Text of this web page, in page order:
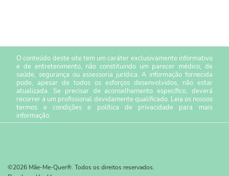
O conteúdo deste site tem um caráter exclusivamente informativo
e de entretenimento, não constituindo um parecer médico, de
saúde, segurança ou assessoria jurídica. A informação fornecida
pode, apesar de todos os esforços desenvolvidos, não estar
atualizada. Se precisar de aconselhamento específico, deverá
recorrer a um profissional devidamente qualificado. Leia os nossos
termos e condiçõese política de privacidade para mais
informação.
©2026 Mãe-Me-Quer®. Todos os direitos reservados.